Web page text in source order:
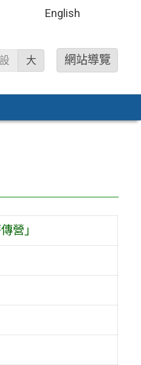
English
大 網站導覽
營」